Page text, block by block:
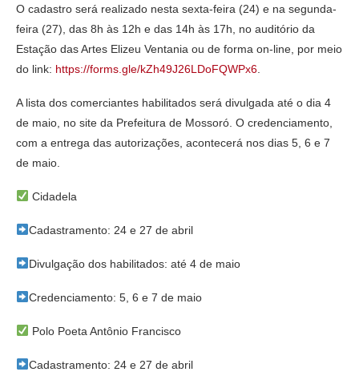
O cadastro será realizado nesta sexta-feira (24) e na segunda-
feira (27), das 8h às 12h e das 14h às 17h, no auditório da
Estação das Artes Elizeu Ventania ou de forma on-line, por meio
do link: https://forms.gle/kZh49J26LDoFQWPx6
A lista dos comerciantes habilitados será divulgada até o dia 4
de maio, no site da Prefeitura de Mossoró. O credenciamento,
com a entrega das autorizações, acontecerá nos dias 5, 6 e 7
de maio.
Cidadela
Cadastramento: 24 e 27 de abril
Divulgação dos habilitados: até 4 de maio
Credenciamento: 5, 6 e 7 de maio
Polo Poeta Antônio Francisco
Cadastramento: 24 e 27 de abril